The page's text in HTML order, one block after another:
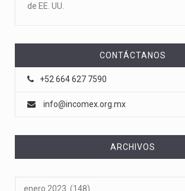
de EE. UU.
CONTÁCTANOS
+52 664 627 7590
info@incomex.org.mx
ARCHIVOS